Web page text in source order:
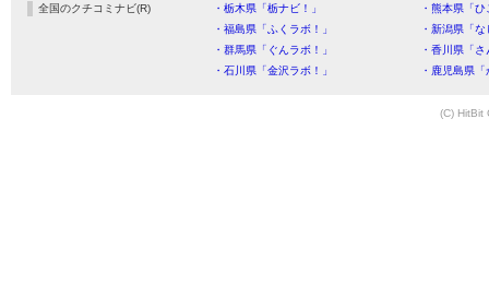
全国のクチコミナビ(R) ・栃木県「栃ナビ！」
・熊本県「
・福島県「ふくラボ！」
・新潟県「
・群馬県「ぐんラボ！」
・香川県「
・石川県「金沢ラボ！」
・鹿児島県
(C) HitBit